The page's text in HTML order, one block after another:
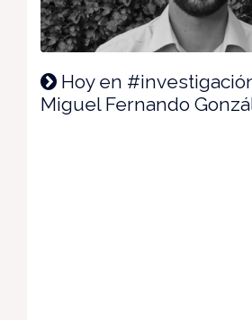
Hoy en
Miguel Fernando